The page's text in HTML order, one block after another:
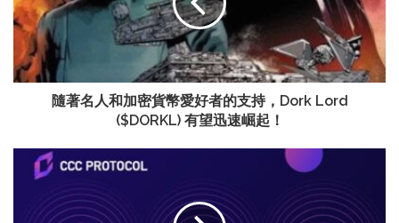
隨著名人和加密貨幣愛好者的支持，Dork Lord
($DORKL) 有望迅速崛起！